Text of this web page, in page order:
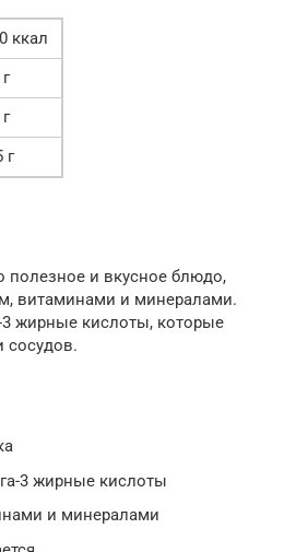
ккал
г
полезное и вкусное блюдо,
витаминами и минералами.
жирные кислоты, которые
сосудов.
3 жирные кислоты
и минералами